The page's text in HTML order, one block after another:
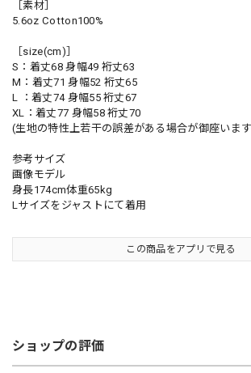
［素材］
5.6oz Cotton100%
［size(cm)］
S：着丈68 身幅49 裄丈63
M：着丈71 身幅52 裄丈65
L ：着丈74 身幅55 裄丈67
XL：着丈77 身幅58 裄丈70
(生地の特性上若干の誤差がある場合が御座いま
参考サイズ
画像モデル
身長174cm体重65kg
Lサイズをジャストにて着用
この商品をアプリで見る
ショップの評価